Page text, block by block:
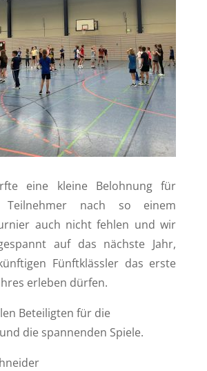
eine kleine Belohnung für
nach so einem
auch nicht fehlen und wir
auf das nächste Jahr,
Fünftklässler das erste
erleben dürfen.
Beteiligten für die
die spannenden Spiele.